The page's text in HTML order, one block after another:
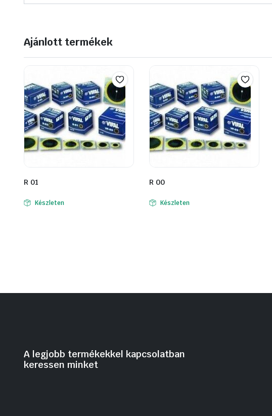
Ajánlott termékek
R 01
Készleten
R 00
Készleten
A legjobb termékekkel kapcsolatban
keressen minket